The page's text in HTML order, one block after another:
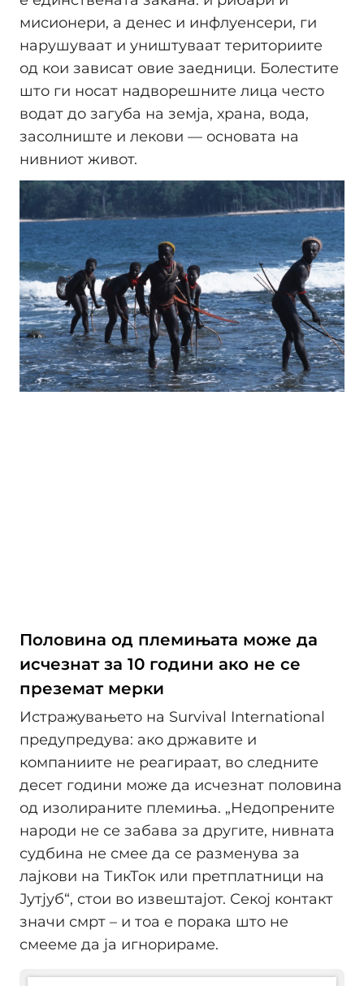
мисионери, а денес и инфлуенсери, ги
нарушуваат и уништуваат териториите
од кои зависат овие заедници. Болестите
што ги носат надворешните лица често
водат до загуба на земја, храна, вода,
засолниште и лекови — основата на
нивниот живот.
Половина од племињата може да
исчезнат за 10 години ако не се
преземат мерки
Истражувањето на Survival International
предупредува: ако државите и
компаниите не реагираат, во следните
десет години може да исчезнат половина
од изолираните племиња. „Недопрените
народи не се забава за другите, нивната
судбина не смее да се разменува за
лајкови на ТикТок или претплатници на
Јутјуб“, стои во извештајот. Секој контакт
значи смрт – и тоа е порака што не
смееме да ја игнорираме.